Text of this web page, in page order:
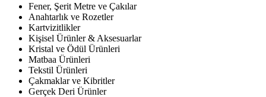
Fener, Şerit Metre ve Çakılar
Anahtarlık ve Rozetler
Kartvizitlikler
Kişisel Ürünler & Aksesuarlar
Kristal ve Ödül Ürünleri
Matbaa Ürünleri
Tekstil Ürünleri
Çakmaklar ve Kibritler
Gerçek Deri Ürünler